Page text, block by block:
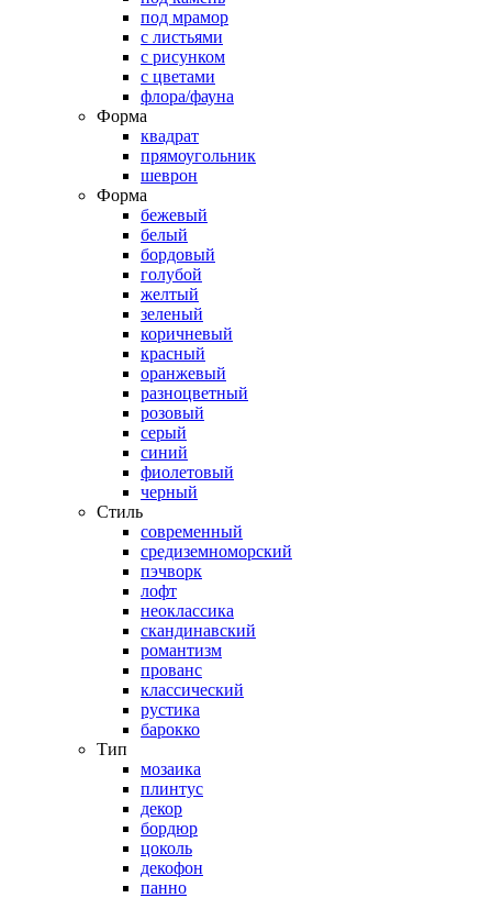
под мрамор
с листьями
с рисунком
с цветами
флора/фауна
Форма
квадрат
прямоугольник
шеврон
Форма
бежевый
белый
бордовый
голубой
желтый
зеленый
коричневый
красный
оранжевый
разноцветный
розовый
серый
синий
фиолетовый
черный
Стиль
современный
средиземноморский
пэчворк
лофт
неоклассика
скандинавский
романтизм
прованс
классический
рустика
барокко
Тип
мозаика
плинтус
декор
бордюр
цоколь
декофон
панно